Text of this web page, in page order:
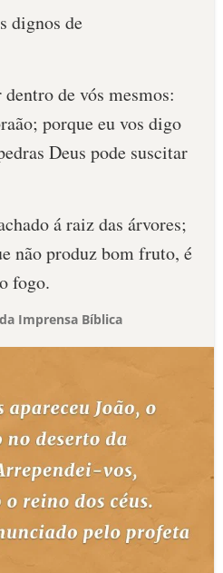
dignos de
de vós mesmos:
porque eu vos digo
Deus pode suscitar
á raiz das árvores;
não produz bom fruto, é
fogo.
Imprensa Bíblica